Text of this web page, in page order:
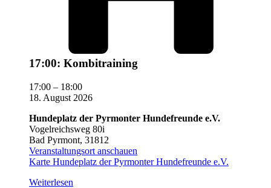
17:00: Kombitraining
17:00 – 18:00
18. August 2026
Hundeplatz der Pyrmonter Hundefreunde e.V.
Vogelreichsweg 80i
Bad Pyrmont, 31812
Veranstaltungsort anschauen
Karte Hundeplatz der Pyrmonter Hundefreunde e.V.
Weiterlesen